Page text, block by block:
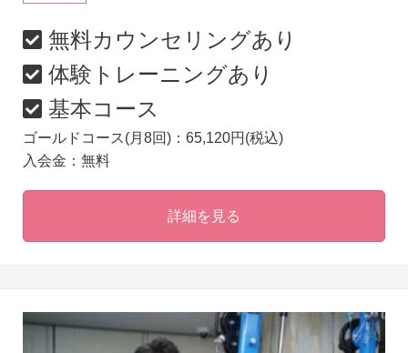
無料カウンセリングあり
体験トレーニングあり
基本コース
ゴールドコース(月8回)：65,120円(税込)
入会金：無料
詳細を見る